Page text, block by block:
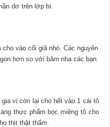
dơ trên lớp bì.
vào cối giã nhỏ. Các nguyên
hơn so với băm nha các bạn.
vị còn lại cho hết vào 1 cái tô
thực phẩm bọc miệng tô cho
thịt thật thấm.